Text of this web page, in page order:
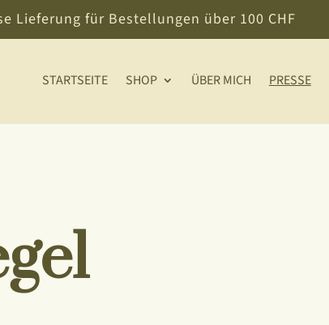
Lieferung für Bestellungen über 100 CHF
STARTSEITE SHOP ÜBER MICH PRESSE